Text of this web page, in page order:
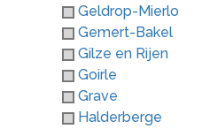
Geldrop-Mierlo
Gemert-Bakel
Gilze en Rijen
Goirle
Grave
Halderberge